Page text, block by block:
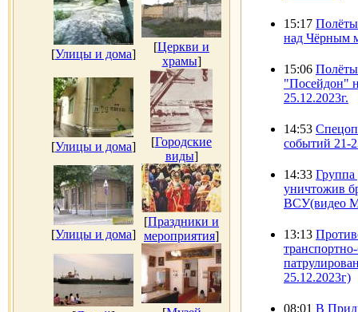
[Улицы и дома]
[Церкви и
храмы]
[Улицы и дома] [Городские
виды]
[Улицы и дома]
[Праздники и
мероприятия]
15:17 Полёты
над Чёрным
15:06
"Посейдон"
25.12.2023г.
14:53
событий 21-
14:33
уничтожив
ВСУ(видео
13:13
25.12.2023г)
08:01 В